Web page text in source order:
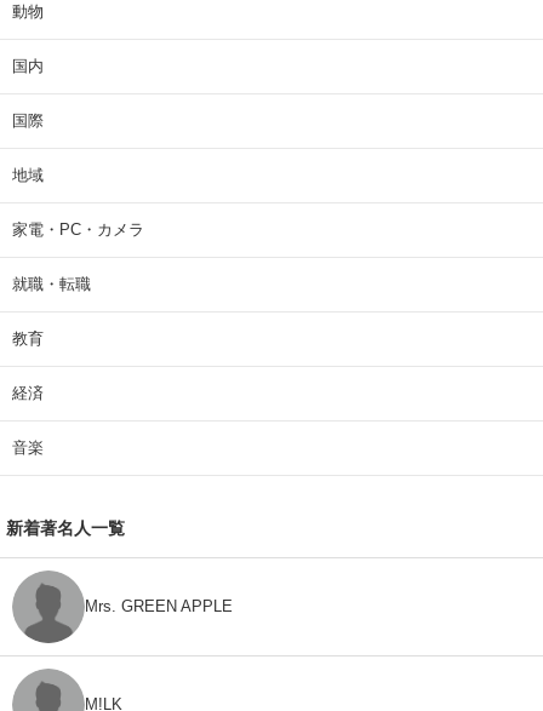
動物
国内
国際
地域
家電・PC・カメラ
就職・転職
教育
経済
音楽
新着著名人一覧
Mrs. GREEN APPLE
M!LK